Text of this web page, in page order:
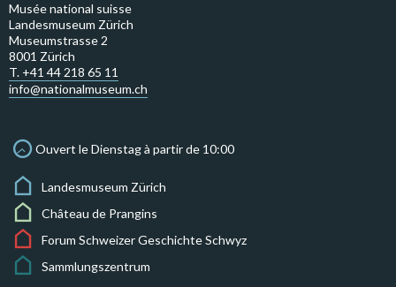
Musée national suisse
Landesmuseum Zürich
Museumstrasse 2
8001 Zürich
T. +41 44 218 65 11
info@nationalmuseum.ch
Ouvert le Dienstag à partir de 10:00
Landesmuseum Zürich
Château de Prangins
Forum Schweizer Geschichte Schwyz
Sammlungszentrum